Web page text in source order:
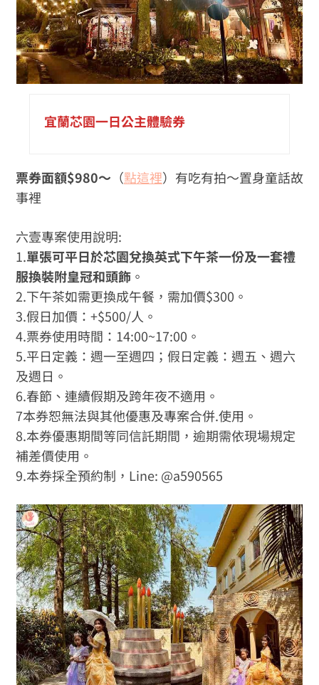
宜蘭芯園一日公主體驗券
票券面額$980～ （點這裡）有吃有拍～置身童話故
事裡
六壹專案使用說明:
1.單張可平日於芯園兌換英式下午茶一份及一套禮
服換裝附皇冠和頭飾。
2.下午茶如需更換成午餐，需加價$300。
3.假日加價：+$500/人。
4.票券使用時間：14:00~17:00。
5.平日定義：週一至週四；假日定義：週五、週六
及週日。
6.春節、連續假期及跨年夜不適用。
7本券恕無法與其他優惠及專案合併.使用。
8.本券優惠期間等同信託期間，逾期需依現場規定
補差價使用。
9.本券採全預約制，Line: @a590565